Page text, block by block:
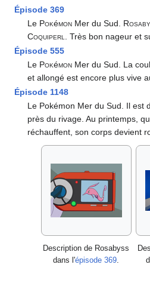
Épisode 369
Le Pokémon Mer du Sud.
Coquiperl. Très bon nageur et
Épisode 555
Le Pokémon Mer du Sud. La
et allongé est encore plus vive
Épisode 1148
Le Pokémon Mer du Sud. Il est
près du rivage. Au printemps,
réchauffent, son corps devient
Description de Rosabyss
dans l'épisode 369.